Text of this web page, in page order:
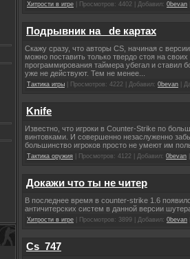
Хитрости в игре | Просмотров: 4402 | Добавил: 0bevan
Подрывник на _de картах
Скажу сразу, что авторы CS, начиная с
можно поставить только твердо стоя на
программирования таймера убегал и ставил
уже не действуют. Тем не менее...
Тактика игры | Просмотров: 4222 | Добавил: 0bevan |
Knife
Известно, что игроки в Counter-Strike по
винтовками. И совершенно незаслуженно
большинство игроков просто не умеют им
Тактика оружия | Просмотров: 4122 | Добавил: 0bevan
Докажи что ты не читер
В последнее время в counter-strike 1.6
античитерских систем в данной версии
Хитрости в игре | Просмотров: 3899 | Добавил: 0bevan
Cs_747